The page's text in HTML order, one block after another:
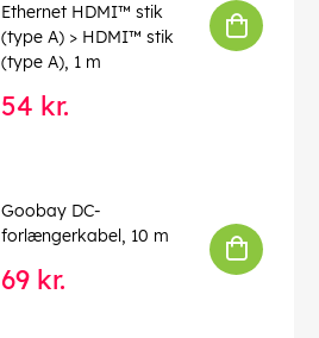
Ethernet HDMI™ stik
(type A) > HDMI™ stik
(type A), 1 m
54 kr.
Goobay DC-
forlængerkabel, 10 m
69 kr.